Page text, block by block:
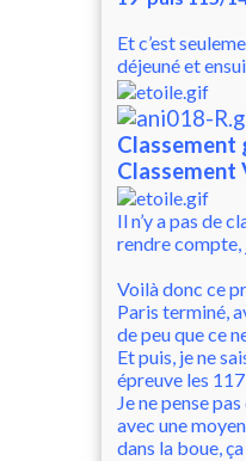
Et c’est
déjeuné et
Classement
Classement
Il n’y a pas de
rendre compte,
Voilà donc ce
Paris terminé,
de peu que ce
Et puis, je ne
épreuve les
Je ne pense
avec une
dans la boue,